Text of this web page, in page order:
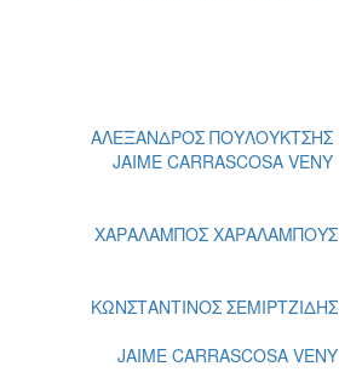
ΑΛΕΞΑΝΔΡΟΣ ΠΟΥΛΟΥΚΤΣΗΣ
JAIME CARRASCOSA VENY
ΧΑΡΑΛΑΜΠΟΣ ΧΑΡΑΛΑΜΠΟΥΣ
ΚΩΝΣΤΑΝΤΙΝΟΣ ΣΕΜΙΡΤΖΙΔΗΣ
JAIME CARRASCOSA VENY